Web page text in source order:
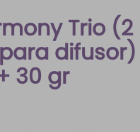
Trio
difusor)
30 gr